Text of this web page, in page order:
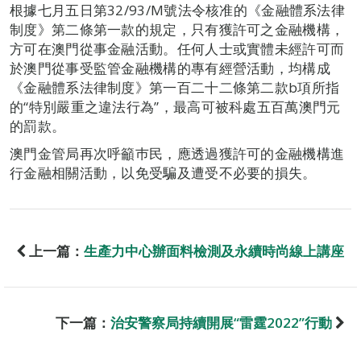
根據七月五日第32/93/M號法令核准的《金融體系法律
制度》第二條第一款的規定，只有獲許可之金融機構，
方可在澳門從事金融活動。任何人士或實體未經許可而
於澳門從事受監管金融機構的專有經營活動，均構成
《金融體系法律制度》第一百二十二條第二款b項所指
的“特別嚴重之違法行為”，最高可被科處五百萬澳門元
的罰款。
澳門金管局再次呼籲巿民，應透過獲許可的金融機構進
行金融相關活動，以免受騙及遭受不必要的損失。
上一篇： 生產力中心辦面料檢測及永續時尚線上講座
下一篇： 治安警察局持續開展“雷霆2022”行動